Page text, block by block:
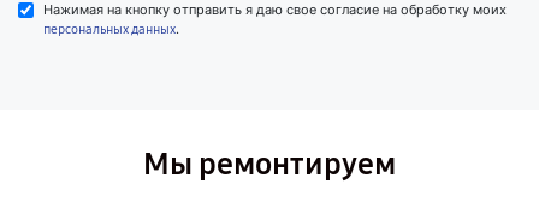
Нажимая на кнопку отправить я даю свое согласие на обработку моих
персональных данных.
Мы ремонтируем